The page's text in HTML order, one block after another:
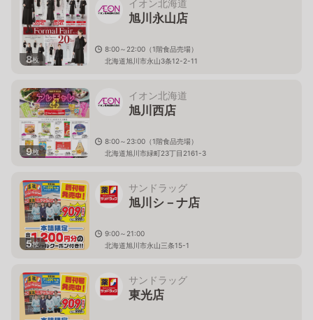
8枚
イオン北海道
旭川永山店
8:00～22:00（1階食品売場）
北海道旭川市永山3条12-2-11
9枚
イオン北海道
旭川西店
8:00～23:00（1階食品売場）
北海道旭川市緑町23丁目2161-3
5枚
サンドラッグ
旭川シ－ナ店
9:00～21:00
北海道旭川市永山三条15-1
サンドラッグ
東光店